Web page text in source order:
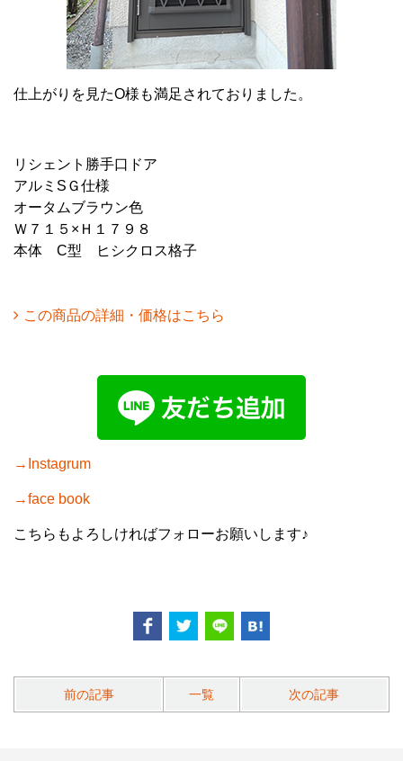
仕上がりを見たO様も満足されておりました。
リシェント勝手口ドア
アルミSＧ仕様
オータムブラウン色
Ｗ７１５×Ｈ１７９８
本体 C型 ヒシクロス格子
この商品の詳細・価格はこちら
→Instagrum
→face book
こちらもよろしければフォローお願いします♪
前の記事 一覧 次の記事